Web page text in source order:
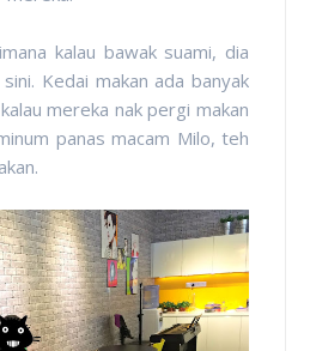
kalau bawak suami, dia
Kedai makan ada banyak
mereka nak pergi makan
panas macam Milo, teh